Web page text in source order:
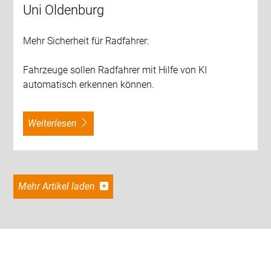
Uni Oldenburg
Mehr Sicherheit für Radfahrer:
Fahrzeuge sollen Radfahrer mit Hilfe von KI
automatisch erkennen können.
weiterlesen
Mehr Artikel laden